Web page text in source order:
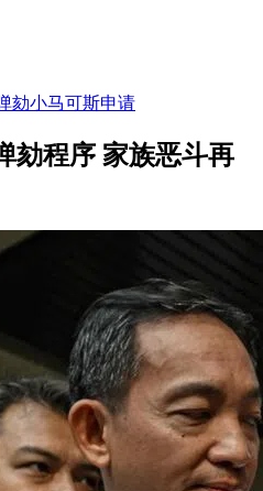
劾小马可斯申请
劾程序 家族恶斗再